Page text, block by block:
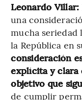
Leonardo Villar:
una
mucha seriedad
la República en
consideración
explícita y clara
objetivo que
de cumplir